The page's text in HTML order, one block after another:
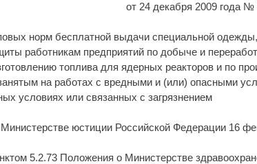
от 24 декабря 2009 года №
норм бесплатной выдачи специальной
работникам предприятий по добыче и
топлива для ядерных реакторов и по
на работах с вредными и (или) опасными
условиях или связанных с загрязнением
Министерстве юстиции Российской Федерации 16
5.2.73 Положения о Министерстве